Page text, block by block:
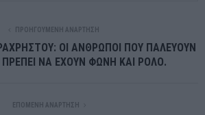
ΠΡΟΗΓΟΎΜΕΝΗ ΑΝΆΡΤΗΣΗ
ΟΙ ΑΝΘΡΩΠΟΙ ΠΟΥ ΠΑΛΕΥΟΥΝ
ΝΑ ΕΧΟΥΝ ΦΩΝΗ ΚΑΙ ΡΟΛΟ.
ΕΠΌΜΕΝΗ ΑΝΆΡΤΗΣΗ